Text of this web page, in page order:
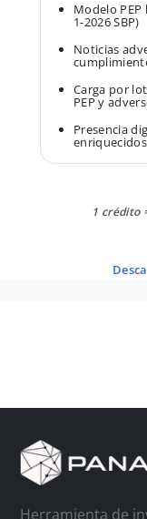
Modelo PEP
1-2026 SBP)
Noticias
Carga por
PEP y
Presencia
enriquecidos
1 crédito
Herramienta de